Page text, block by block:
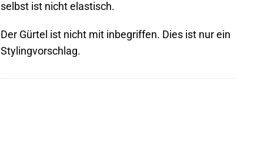
selbst ist nicht elastisch.
Der Gürtel ist nicht mit inbegriffen. Dies ist nur ein
Stylingvorschlag.